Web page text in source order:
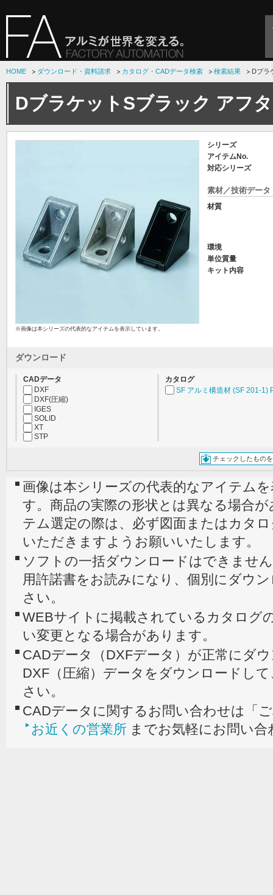
HOME ダウンロード・資料請求 カタログ・CADデータ検索 検索結果 Dブラ
DブラケットSブラック アフ
※画像は本シリーズの代表的なアイテムを表示しています。
シリーズ
アイテムNo.
対応シリーズ
素材／技術データ
材質
環境
単位質量
キット内容
ダウンロード
CADデータ
DXF
DXF(圧縮)
IGES
SOLID
XT
STP
カタログ
SF アルミ構造材 (SF 201-1)
チェックしたもの
画像は本シリーズの代表的なアイテム
す。商品の実際の形状とは異なる場合
テム選定の際は、必ず図面またはカタ
いただきますようお願いいたします。
ソフトの一括ダウンロードはできませ
用許諾書をお読みになり、個別にダウ
さい。
WEBサイトに掲載されているカタログ
い変更となる場合があります。
CADデータ（DXFデータ）が正常にダ
DXF（圧縮）データをダウンロードし
さい。
CADデータに関するお問い合わせは「
お近くの営業所 までお気軽にお問い